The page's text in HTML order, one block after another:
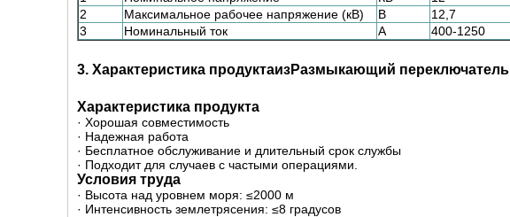
2
Максимальное рабочее напряжение (кВ) В
12,7
3
Номинальный ток А 400-1250
3. Характеристика продуктаизРазмыкающий переключатель
Характеристика продукта
· Хорошая совместимость
· Надежная работа
· Бесплатное обслуживание и длительный срок службы
· Подходит для случаев с частыми операциями.
Условия труда
· Высота над уровнем моря: ≤2000 м
· Интенсивность землетрясения: ≤8 градусов